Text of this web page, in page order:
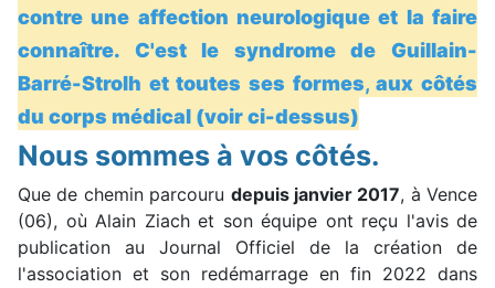
contre une affection neurologique et la faire
connaître. C'est le syndrome de Guillain-
Barré-Strolh et toutes ses formes,aux côtés
du corps médical (voir ci-dessus)
Nous sommes à vos côtés.
Que de chemin parcouru depuis janvier 2017, à Vence
(06), où Alain Ziach et son équipe ont reçu l'avis de
publication au Journal Officiel de la création de
l'association et son redémarrage en fin 2022 dans